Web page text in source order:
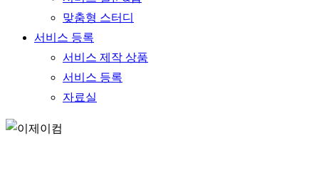
맞춤형 스터디
서비스 등록
서비스 제작 상품
서비스 등록
자료실